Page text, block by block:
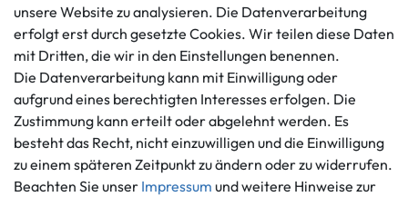
info@gameworld.de
Kontaktformular
Datenschutzerklärung
Barrierefreiheitserklärung
Widerrufs­recht
Vertrag widerrufen
Informationen
Ankauf
Über uns
Häufig gestellte Fragen
Zahlungsmöglichkeiten
unsere Website zu analysieren. Die Datenverarbeitung
erfolgt erst durch gesetzte Cookies. Wir teilen diese Daten
mit Dritten, die wir in den Einstellungen benennen.
Die Datenverarbeitung kann mit Einwilligung oder
aufgrund eines berechtigten Interesses erfolgen. Die
Zustimmung kann erteilt oder abgelehnt werden. Es
besteht das Recht, nicht einzuwilligen und die Einwilligung
zu einem späteren Zeitpunkt zu ändern oder zu widerrufen.
Beachten Sie unser Impressum und weitere Hinweise zur